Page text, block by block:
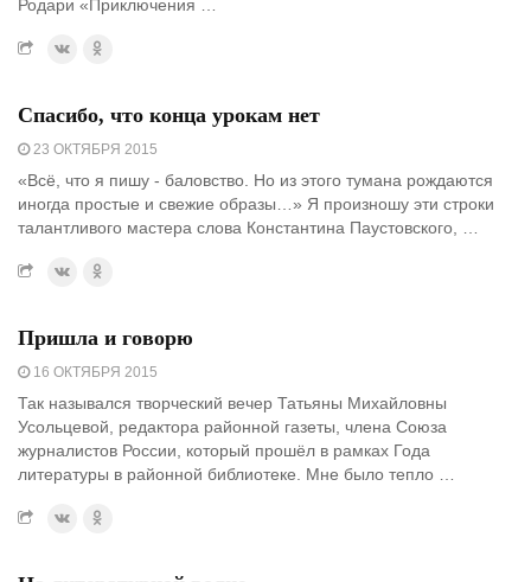
Родари «Приключения …
Спасибо, что конца урокам нет
23 ОКТЯБРЯ 2015
«Всё, что я пишу - баловство. Но из этого тумана рождаются
иногда простые и свежие образы…» Я произношу эти строки
талантливого мастера слова Константина Паустовского, …
Пришла и говорю
16 ОКТЯБРЯ 2015
Так назывался творческий вечер Татьяны Михайловны
Усольцевой, редактора районной газеты, члена Союза
журналистов России, который прошёл в рамках Года
литературы в районной библиотеке. Мне было тепло …